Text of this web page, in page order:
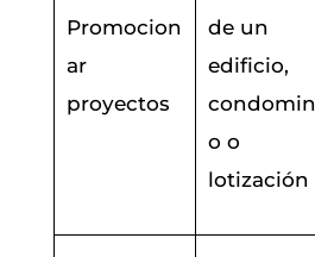
Promocion
ar
proyectos
de un
edificio,
o o
lotización